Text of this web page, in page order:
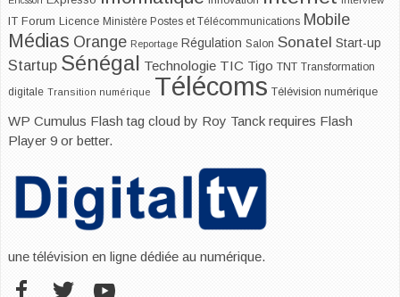
IT Forum Licence Ministère Postes et Télécommunications Mobile
Médias Orange Reportage Régulation Salon Sonatel Start-up
Startup Sénégal Technologie TIC Tigo TNT Transformation
digitale Transition numérique Télécoms Télévision numérique
WP Cumulus Flash tag cloud by Roy Tanck requires Flash
Player 9 or better.
une télévision en ligne dédiée au numérique.